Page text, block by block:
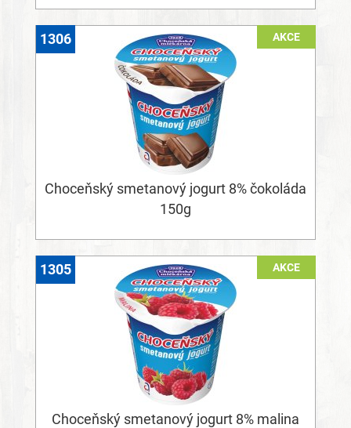
AKCE
Choceňský smetanový jogurt 8% čokoláda
150g
1306
AKCE
Choceňský smetanový jogurt 8% malina
1305